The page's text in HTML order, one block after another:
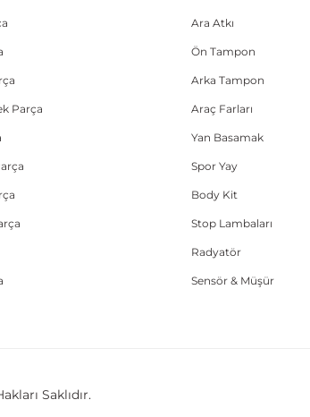
Parça
Ara Atkı
Ön Tampon
Arka Tampon
Araç Farları
Yan Basamak
Spor Yay
Body Kit
Stop Lambaları
Radyatör
Sensör & Müşür
Saklıdır.